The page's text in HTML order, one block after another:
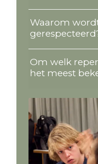
Waarom
Om welk
het meest